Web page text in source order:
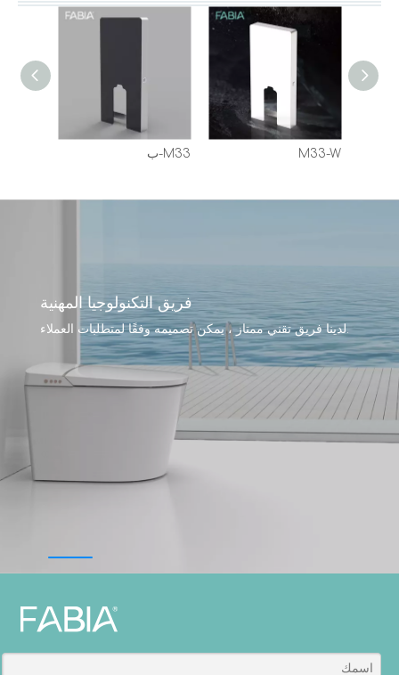
M33-ب M33-W
فريق التكنولوجيا المهنية
لدينا فريق تقني ممتاز ، يمكن تصميمه وفقًا لمتطلبات العملاء.